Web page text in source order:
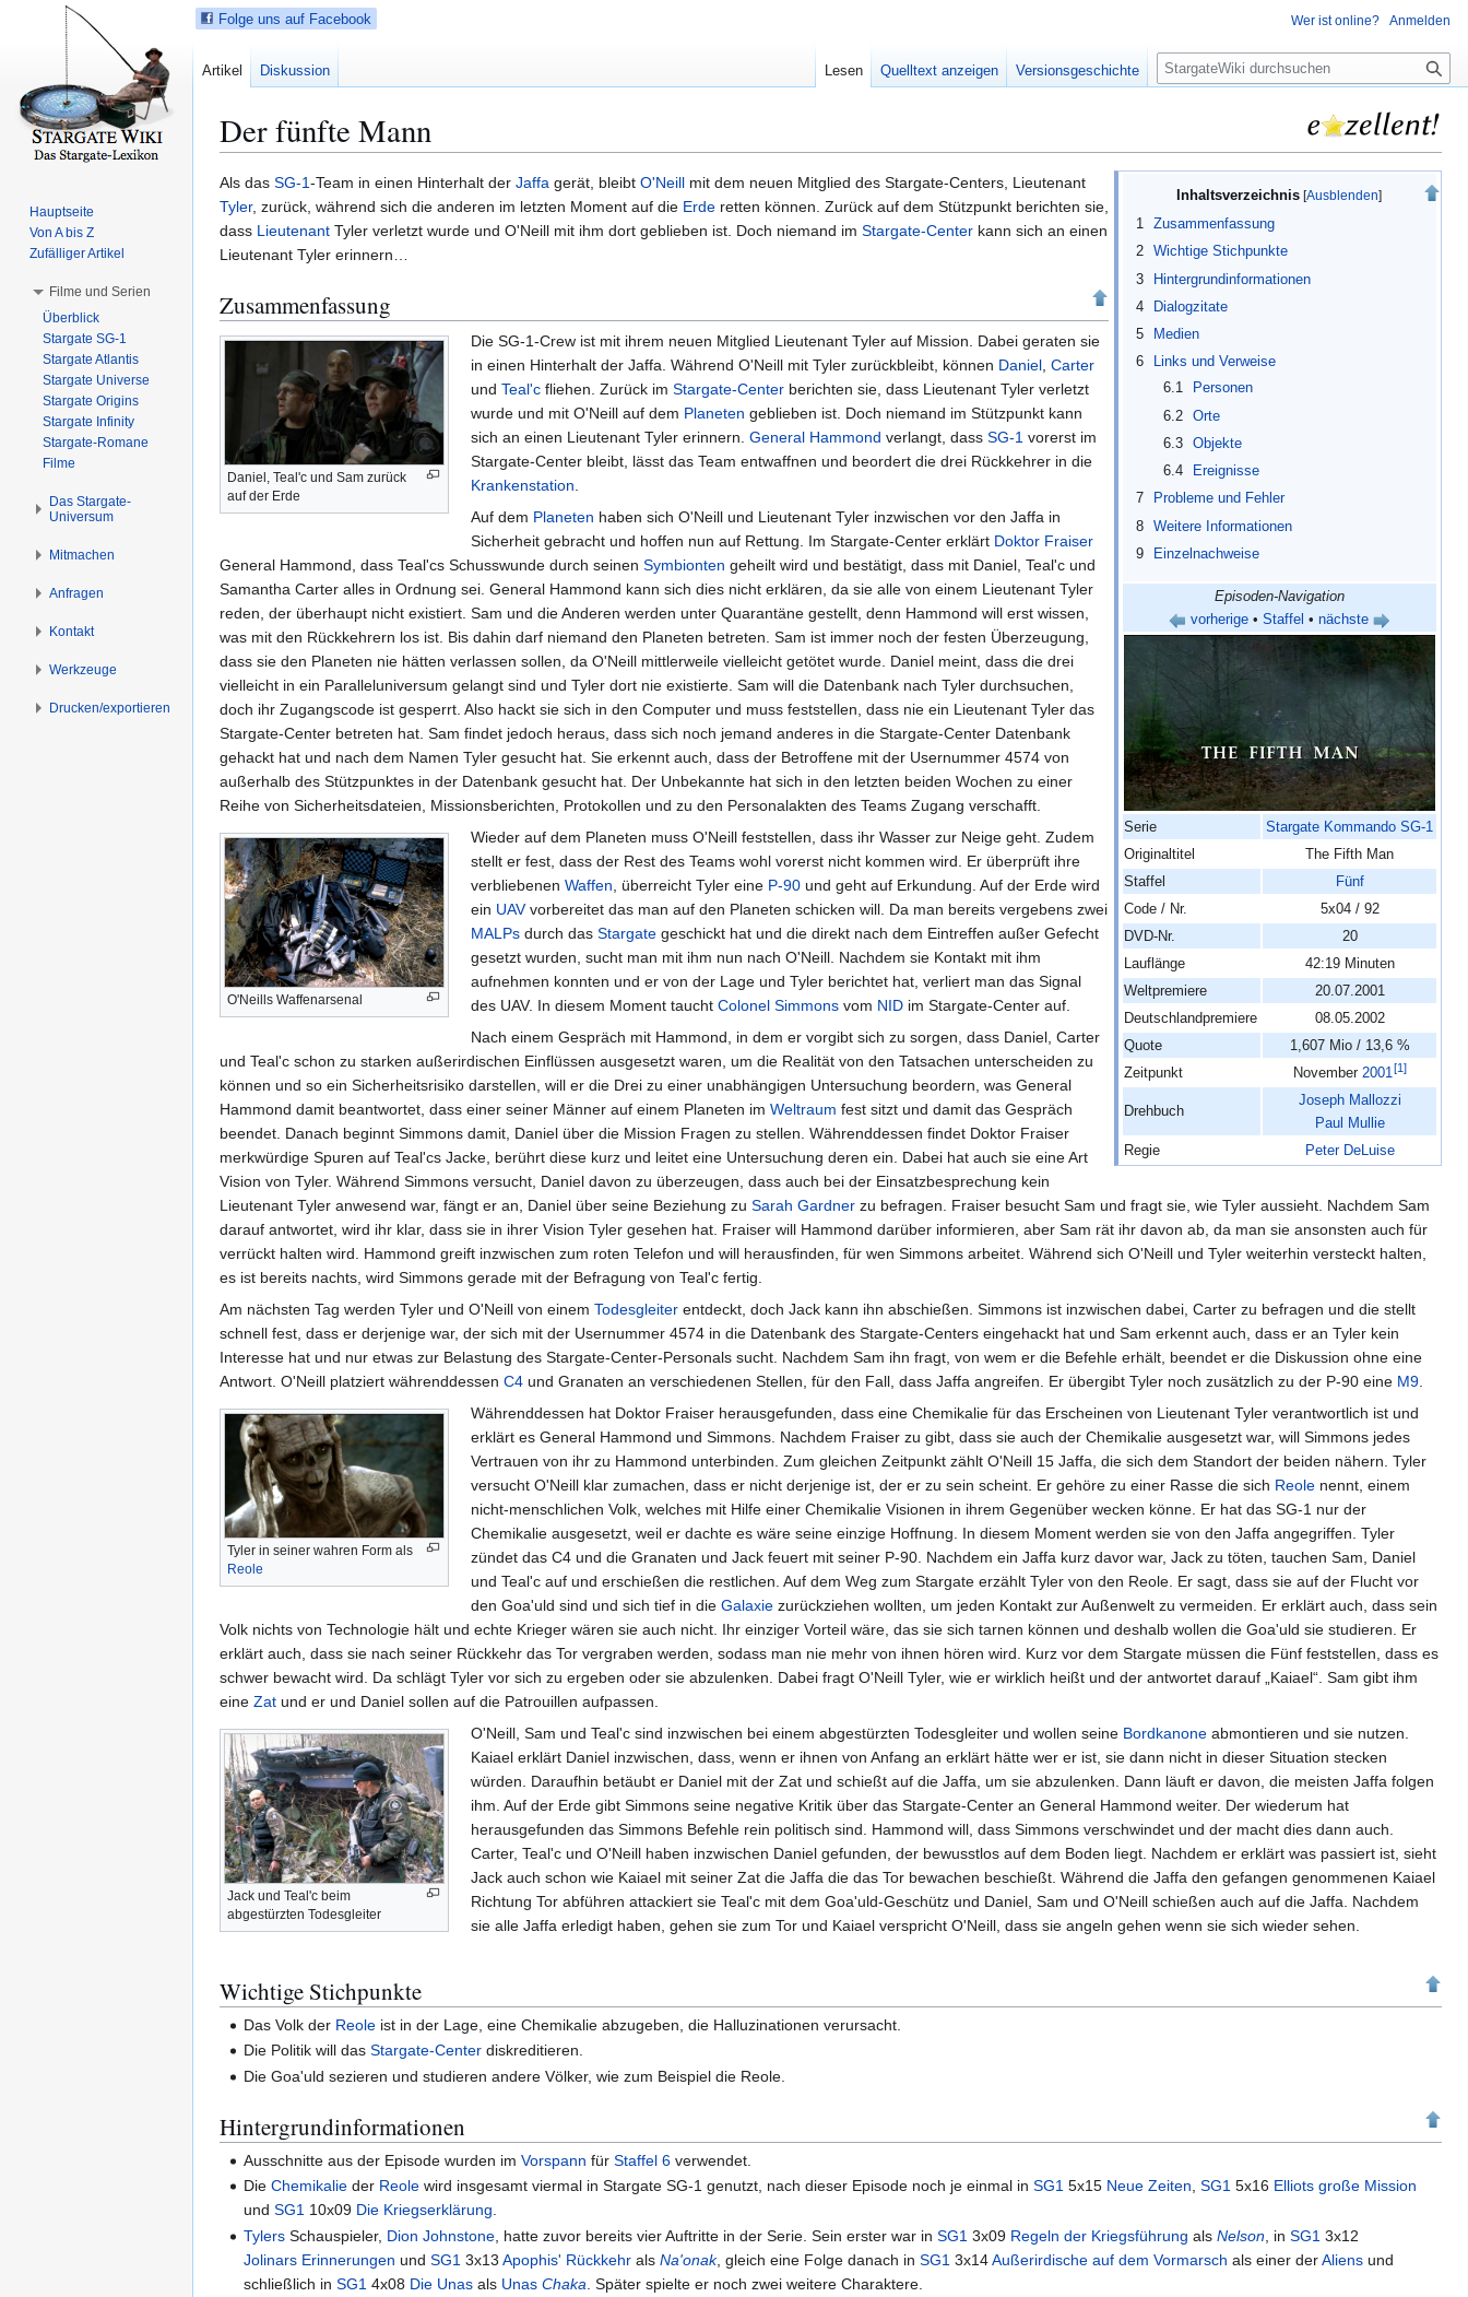
Der fünfte Mann
Z
u
r
N
v
i
n
p
i
n
g
e
n
Z
u
r
S
c
h
n
e
Inhaltsverzeichnis
1
Zusammenfassung
2
Wichtige Stichpunkte
3
Hintergrundinformationen
4
Dialogzitate
5
Medien
6
Links und Verweise
6.1
Personen
6.2
Orte
6.3
Objekte
6.4
Ereignisse
7
Probleme und Fehler
8
Weitere Informationen
9
Einzelnachweise
Episoden-Navigation
vorherige • Staffel • nächste
Serie
Stargate Kommando SG-1
Originaltitel
The Fifth Man
Staffel
Fünf
Code / Nr.
5x04 / 92
DVD-Nr.
20
Lauflänge
42:19 Minuten
Weltpremiere
20.07.2001
Deutschlandpremiere
08.05.2002
Quote
1,607 Mio / 13,6 %
Zeitpunkt
November 2001[1]
Drehbuch
Joseph Mallozzi
Paul Mullie
Regie
Peter DeLuise
Als das SG-1-Team in einen Hinterhalt der Jaffa gerät, bleibt O'Neill mit dem neuen Mitglied des Stargate-Centers, Lieutenant
Tyler, zurück, während sich die anderen im letzten Moment auf die Erde retten können. Zurück auf dem Stützpunkt berichten sie,
dass Lieutenant Tyler verletzt wurde und O'Neill mit ihm dort geblieben ist. Doch niemand im Stargate-Center kann sich an einen
Lieutenant Tyler erinnern…
Zusammenfassung
Daniel, Teal'c und Sam zurück
auf der Erde
Die SG-1-Crew ist mit ihrem neuen Mitglied Lieutenant Tyler auf Mission. Dabei geraten sie
in einen Hinterhalt der Jaffa. Während O'Neill mit Tyler zurückbleibt, können Daniel, Carter
und Teal'cfliehen. Zurück im Stargate-Centerberichten sie, dass Lieutenant Tyler verletzt
wurde und mit O'Neill auf dem Planeten geblieben ist. Doch niemand im Stützpunkt kann
sich an einen Lieutenant Tyler erinnern. General Hammond verlangt, dass SG-1vorerst im
Stargate-Center bleibt, lässt das Team entwaffnen und beordert die drei Rückkehrer in die
Krankenstation.
Auf dem Planeten haben sich O'Neill und Lieutenant Tyler inzwischen vor den Jaffa in
Sicherheit gebracht und hoffen nun auf Rettung. Im Stargate-Center erklärt Doktor Fraiser
General Hammond, dass Teal'cs Schusswunde durch seinen Symbionten geheilt wird und bestätigt, dass mit Daniel, Teal'c und
Samantha Carter alles in Ordnung sei. General Hammond kann sich dies nicht erklären, da sie alle von einem Lieutenant Tyler
reden, der überhaupt nicht existiert. Sam und die Anderen werden unter Quarantäne gestellt, denn Hammond will erst wissen,
was mit den Rückkehrern los ist. Bis dahin darf niemand den Planeten betreten. Sam ist immer noch der festen Überzeugung,
dass sie den Planeten nie hätten verlassen sollen, da O'Neill mittlerweile vielleicht getötet wurde. Daniel meint, dass die drei
vielleicht in ein Paralleluniversum gelangt sind und Tyler dort nie existierte. Sam will die Datenbank nach Tyler durchsuchen,
doch ihr Zugangscode ist gesperrt. Also hackt sie sich in den Computer und muss feststellen, dass nie ein Lieutenant Tyler das
Stargate-Center betreten hat. Sam findet jedoch heraus, dass sich noch jemand anderes in die Stargate-Center Datenbank
gehackt hat und nach dem Namen Tyler gesucht hat. Sie erkennt auch, dass der Betroffene mit der Usernummer 4574 von
außerhalb des Stützpunktes in der Datenbank gesucht hat. Der Unbekannte hat sich in den letzten beiden Wochen zu einer
Reihe von Sicherheitsdateien, Missionsberichten, Protokollen und zu den Personalakten des Teams Zugang verschafft.
O'Neills Waffenarsenal
Wieder auf dem Planeten muss O'Neill feststellen, dass ihr Wasser zur Neige geht. Zudem
stellt er fest, dass der Rest des Teams wohl vorerst nicht kommen wird. Er überprüft ihre
verbliebenen Waffen, überreicht Tyler eine P-90und geht auf Erkundung. Auf der Erde wird
ein UAVvorbereitet das man auf den Planeten schicken will. Da man bereits vergebens zwei
MALPsdurch das Stargategeschickt hat und die direkt nach dem Eintreffen außer Gefecht
gesetzt wurden, sucht man mit ihm nun nach O'Neill. Nachdem sie Kontakt mit ihm
aufnehmen konnten und er von der Lage und Tyler berichtet hat, verliert man das Signal
des UAV. In diesem Moment taucht Colonel Simmonsvom NIDim Stargate-Center auf.
Nach einem Gespräch mit Hammond, in dem er vorgibt sich zu sorgen, dass Daniel, Carter
und Teal'c schon zu starken außerirdischen Einflüssen ausgesetzt waren, um die Realität von den Tatsachen unterscheiden zu
können und so ein Sicherheitsrisiko darstellen, will er die Drei zu einer unabhängigen Untersuchung beordern, was General
Hammond damit beantwortet, dass einer seiner Männer auf einem Planeten im Weltraum fest sitzt und damit das Gespräch
beendet. Danach beginnt Simmons damit, Daniel über die Mission Fragen zu stellen. Währenddessen findet Doktor Fraiser
merkwürdige Spuren auf Teal'cs Jacke, berührt diese kurz und leitet eine Untersuchung deren ein. Dabei hat auch sie eine Art
Vision von Tyler. Während Simmons versucht, Daniel davon zu überzeugen, dass auch bei der Einsatzbesprechung kein
Lieutenant Tyler anwesend war, fängt er an, Daniel über seine Beziehung zu Sarah Gardner zu befragen. Fraiser besucht Sam und fragt sie, wie Tyler aussieht. Nachdem Sam
darauf antwortet, wird ihr klar, dass sie in ihrer Vision Tyler gesehen hat. Fraiser will Hammond darüber informieren, aber Sam rät ihr davon ab, da man sie ansonsten auch für
verrückt halten wird. Hammond greift inzwischen zum roten Telefon und will herausfinden, für wen Simmons arbeitet. Während sich O'Neill und Tyler weiterhin versteckt halten,
es ist bereits nachts, wird Simmons gerade mit der Befragung von Teal'c fertig.
Am nächsten Tag werden Tyler und O'Neill von einem Todesgleiter entdeckt, doch Jack kann ihn abschießen. Simmons ist inzwischen dabei, Carter zu befragen und die stellt
schnell fest, dass er derjenige war, der sich mit der Usernummer 4574 in die Datenbank des Stargate-Centers eingehackt hat und Sam erkennt auch, dass er an Tyler kein
Interesse hat und nur etwas zur Belastung des Stargate-Center-Personals sucht. Nachdem Sam ihn fragt, von wem er die Befehle erhält, beendet er die Diskussion ohne eine
Antwort. O'Neill platziert währenddessen C4 und Granaten an verschiedenen Stellen, für den Fall, dass Jaffa angreifen. Er übergibt Tyler noch zusätzlich zu der P-90 eine M9.
Tyler in seiner wahren Form als
Reole
Währenddessen hat Doktor Fraiser herausgefunden, dass eine Chemikalie für das Erscheinen von Lieutenant Tyler verantwortlich ist und
erklärt es General Hammond und Simmons. Nachdem Fraiser zu gibt, dass sie auch der Chemikalie ausgesetzt war, will Simmons jedes
Vertrauen von ihr zu Hammond unterbinden. Zum gleichen Zeitpunkt zählt O'Neill 15 Jaffa, die sich dem Standort der beiden nähern. Tyler
versucht O'Neill klar zumachen, dass er nicht derjenige ist, der er zu sein scheint. Er gehöre zu einer Rasse die sich Reolenennt, einem
nicht-menschlichen Volk, welches mit Hilfe einer Chemikalie Visionen in ihrem Gegenüber wecken könne. Er hat das SG-1 nur der
Chemikalie ausgesetzt, weil er dachte es wäre seine einzige Hoffnung. In diesem Moment werden sie von den Jaffa angegriffen. Tyler
zündet das C4 und die Granaten und Jack feuert mit seiner P-90. Nachdem ein Jaffa kurz davor war, Jack zu töten, tauchen Sam, Daniel
und Teal'c auf und erschießen die restlichen. Auf dem Weg zum Stargate erzählt Tyler von den Reole. Er sagt, dass sie auf der Flucht vor
den Goa'uld sind und sich tief in die Galaxiezurückziehen wollten, um jeden Kontakt zur Außenwelt zu vermeiden. Er erklärt auch, dass sein
Volk nichts von Technologie hält und echte Krieger wären sie auch nicht. Ihr einziger Vorteil wäre, das sie sich tarnen können und deshalb wollen die Goa'uld sie studieren. Er
erklärt auch, dass sie nach seiner Rückkehr das Tor vergraben werden, sodass man nie mehr von ihnen hören wird. Kurz vor dem Stargate müssen die Fünf feststellen, dass es
schwer bewacht wird. Da schlägt Tyler vor sich zu ergeben oder sie abzulenken. Dabei fragt O'Neill Tyler, wie er wirklich heißt und der antwortet darauf „Kaiael“. Sam gibt ihm
eine Zat und er und Daniel sollen auf die Patrouillen aufpassen.
Jack und Teal'c beim
abgestürzten Todesgleiter
O'Neill, Sam und Teal'c sind inzwischen bei einem abgestürzten Todesgleiter und wollen seine Bordkanoneabmontieren und sie nutzen.
Kaiael erklärt Daniel inzwischen, dass, wenn er ihnen von Anfang an erklärt hätte wer er ist, sie dann nicht in dieser Situation stecken
würden. Daraufhin betäubt er Daniel mit der Zat und schießt auf die Jaffa, um sie abzulenken. Dann läuft er davon, die meisten Jaffa folgen
ihm. Auf der Erde gibt Simmons seine negative Kritik über das Stargate-Center an General Hammond weiter. Der wiederum hat
herausgefunden das Simmons Befehle rein politisch sind. Hammond will, dass Simmons verschwindet und der macht dies dann auch.
Carter, Teal'c und O'Neill haben inzwischen Daniel gefunden, der bewusstlos auf dem Boden liegt. Nachdem er erklärt was passiert ist, sieht
Jack auch schon wie Kaiael mit seiner Zat die Jaffa die das Tor bewachen beschießt. Während die Jaffa den gefangen genommenen Kaiael
Richtung Tor abführen attackiert sie Teal'c mit dem Goa'uld-Geschütz und Daniel, Sam und O'Neill schießen auch auf die Jaffa. Nachdem
sie alle Jaffa erledigt haben, gehen sie zum Tor und Kaiael verspricht O'Neill, dass sie angeln gehen wenn sie sich wieder sehen.
Wichtige Stichpunkte
Das Volk der Reole ist in der Lage, eine Chemikalie abzugeben, die Halluzinationen verursacht.
Die Politik will dasStargate-Center diskreditieren.
Die Goa'uld sezieren und studieren andere Völker, wie zum Beispiel die Reole.
Hintergrundinformationen
Ausschnitte aus der Episode wurden imVorspann fürStaffel 6 verwendet.
DieChemikalie der Reole wird insgesamt viermal in Stargate SG-1 genutzt, nach dieser Episode noch je einmal inSG1 5x15 Neue Zeiten,SG1 5x16 Elliots große Mission
undSG1 10x09 Die Kriegserklärung.
Tylers Schauspieler, Dion Johnstone , hatte zuvor bereits vier Auftritte in der Serie. Sein erster war inSG1 3x09 Regeln der Kriegsführung alsNelson , inSG1 3x12
Jolinars Erinnerungen undSG1 3x13Apophis' Rückkehr alsNa'onak, gleich eine Folge danach inSG1 3x14Außerirdische auf dem Vormarsch als einer derAliens und
schließlich inSG1 4x08 Die Unas als Unas Chaka . Später spielte er noch zwei weitere Charaktere.
Folge uns auf Facebook Wer ist online? Anmelden
Artikel Diskussion Lesen Quelltext anzeigen Versionsgeschichte
S
u
e
Hauptseite
Von A bis Z
Zufälliger Artikel
Filme und Serien
Überblick
Stargate SG-1
Stargate Atlantis
Stargate Universe
Stargate Origins
Stargate Infinity
Stargate-Romane
Filme
Das Stargate-
Universum
Mitmachen
Anfragen
Kontakt
Werkzeuge
Drucken/­exportieren